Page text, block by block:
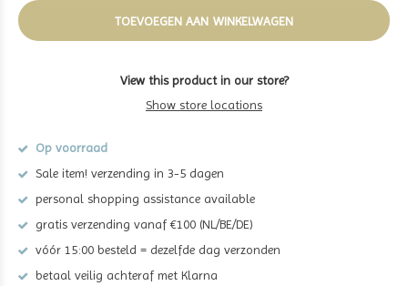
TOEVOEGEN AAN WINKELWAGEN
View this product in our store?
Show store locations
Op voorraad
Sale item! verzending in 3-5 dagen
personal shopping assistance available
gratis verzending vanaf €100 (NL/BE/DE)
vóór 15:00 besteld = dezelfde dag verzonden
betaal veilig achteraf met Klarna